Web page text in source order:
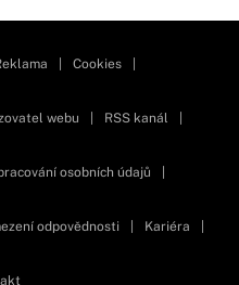
Cookies
webu RSS kanál
osobních údajů
odpovědnosti Kariéra